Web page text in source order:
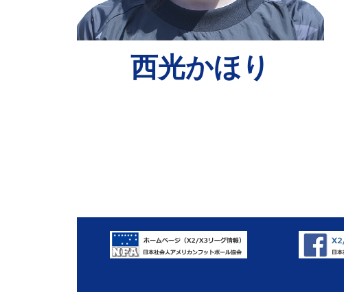
西光かほり